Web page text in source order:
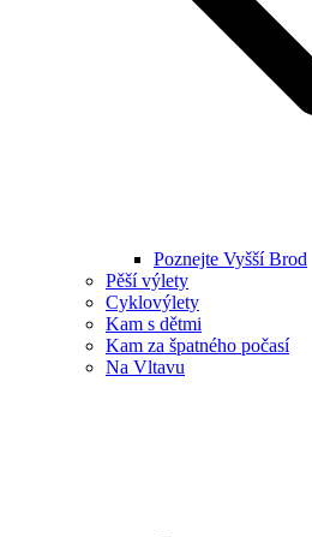
Poznejte Vyšší Brod
Pěší výlety
Cyklovýlety
Kam s dětmi
Kam za špatného počasí
Na Vltavu